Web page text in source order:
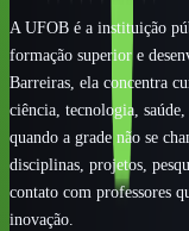
A UFOB é a instituição
formação superior e
Barreiras, ela concentra
ciência, tecnologia,
quando a grade não se
disciplinas, projetos,
contato com professores
inovação.